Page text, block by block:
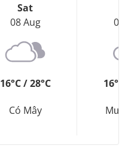
Sat
08 Aug
16°C / 28°C
Có Mây
09
16°C